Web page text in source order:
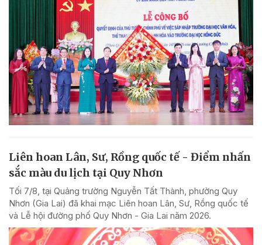
Liên hoan Lân, Sư, Rồng quốc tế - Điểm nhấn
sắc màu du lịch tại Quy Nhơn
Tối 7/8, tại Quảng trường Nguyễn Tất Thành, phường Quy
Nhơn (Gia Lai) đã khai mạc Liên hoan Lân, Sư, Rồng quốc tế
và Lễ hội đường phố Quy Nhơn - Gia Lai năm 2026.